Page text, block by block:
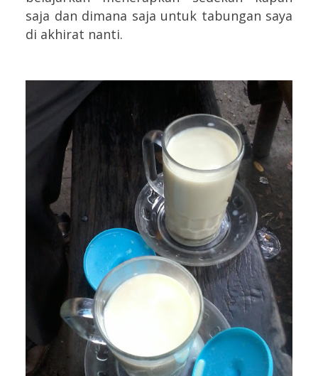
saja dan dimana saja untuk tabungan saya
di akhirat nanti.